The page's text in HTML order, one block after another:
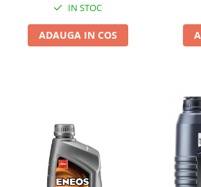
IN STOC
ADAUGA IN COS